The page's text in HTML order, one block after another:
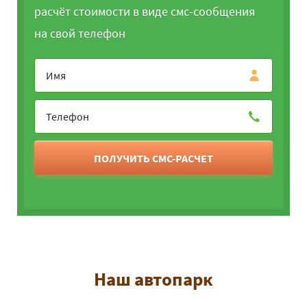
расчёт стоимости в виде смс-сообщения
на свой телефон
ПОЛУЧИТЬ СМС-РАСЧЕТ
Наш автопарк